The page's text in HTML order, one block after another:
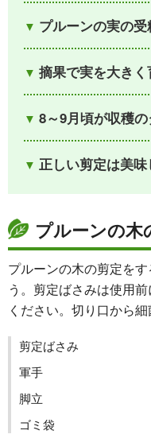
プルーンの実の
摘果で実を大きく
8～9月頃が収穫
正しい剪定は美味
プルーンの木
プルーンの木の剪定を
う。剪定ばさみは使用
ください。切り口から
剪定ばさみ
軍手
脚立
ゴミ袋